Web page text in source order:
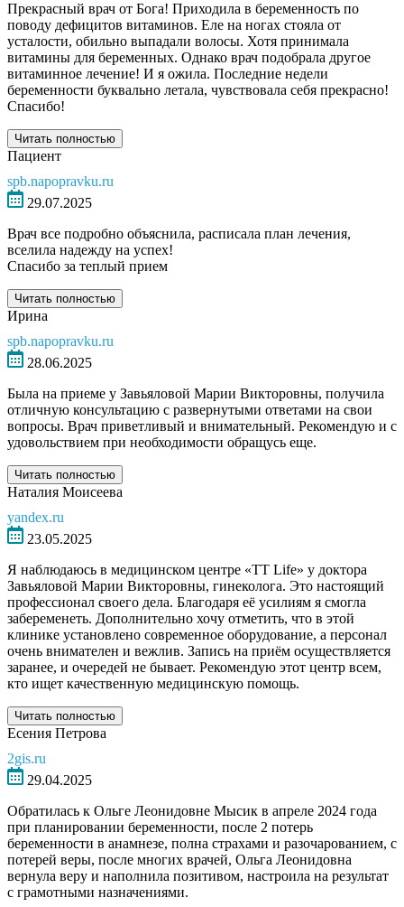
Прекрасный врач от Бога! Приходила в беременность по
поводу дефицитов витаминов. Еле на ногах стояла от
усталости, обильно выпадали волосы. Хотя принимала
витамины для беременных. Однако врач подобрала другое
витаминное лечение! И я ожила. Последние недели
беременности буквально летала, чувствовала себя прекрасно!
Спасибо!
Читать полностью
Пациент
spb.napopravku.ru
29.07.2025
Врач все подробно объяснила, расписала план лечения,
вселила надежду на успех!
Спасибо за теплый прием
Читать полностью
Ирина
spb.napopravku.ru
28.06.2025
Была на приеме у Завьяловой Марии Викторовны, получила
отличную консультацию с развернутыми ответами на свои
вопросы. Врач приветливый и внимательный. Рекомендую и с
удовольствием при необходимости обращусь еще.
Читать полностью
Наталия Моисеева
yandex.ru
23.05.2025
Я наблюдаюсь в медицинском центре «TT Life» у доктора
Завьяловой Марии Викторовны, гинеколога. Это настоящий
профессионал своего дела. Благодаря её усилиям я смогла
забеременеть. Дополнительно хочу отметить, что в этой
клинике установлено современное оборудование, а персонал
очень внимателен и вежлив. Запись на приём осуществляется
заранее, и очередей не бывает. Рекомендую этот центр всем,
кто ищет качественную медицинскую помощь.
Читать полностью
Есения Петрова
2gis.ru
29.04.2025
Обратилась к Ольге Леонидовне Мысик в апреле 2024 года
при планировании беременности, после 2 потерь
беременности в анамнезе, полна страхами и разочарованием, с
потерей веры, после многих врачей, Ольга Леонидовна
вернула веру и наполнила позитивом, настроила на результат
с грамотными назначениями.